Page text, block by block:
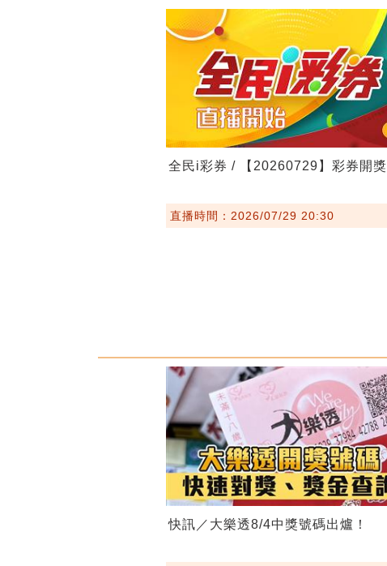
全民i彩券 / 【20260729】彩券開獎
直播時間：2026/07/29 20:30
快訊／大樂透8/4中獎號碼出爐！